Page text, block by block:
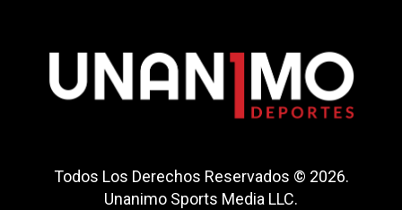
Todos Los Derechos Reservados © 2026.
Unanimo Sports Media LLC.